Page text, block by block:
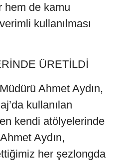
hem de kamu
kullanılması
ÜRETİLDİ
Ahmet Aydın,
kullanılan
kendi atölyelerinde
Aydın,
her şezlongda